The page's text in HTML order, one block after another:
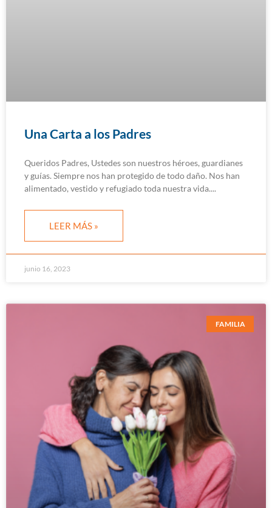
Una Carta a los Padres
Queridos Padres, Ustedes son nuestros héroes, guardianes
y guías. Siempre nos han protegido de todo daño. Nos han
alimentado, vestido y refugiado toda nuestra vida.
LEER MÁS »
junio 16, 2023
FAMILIA